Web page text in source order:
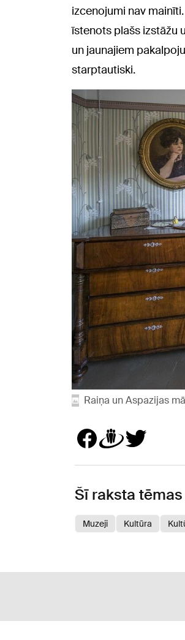
izcenojumi nav
īstenots plašs izstāžu
un jaunajiem
starptautiski.
Raiņa un Aspazijas
Šī raksta tēmas
Muzeji Kultūra